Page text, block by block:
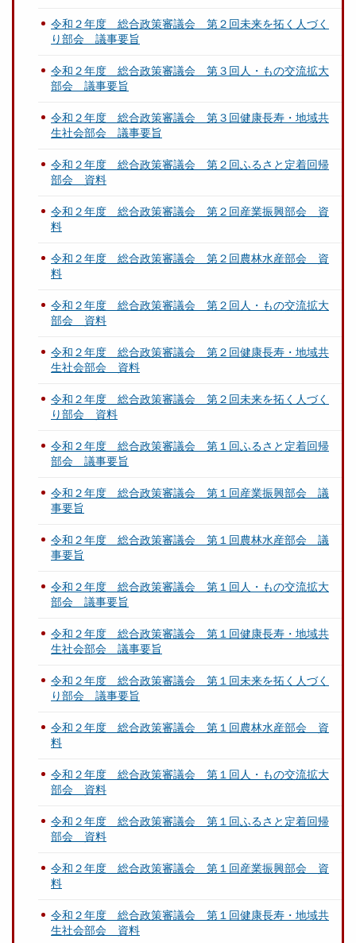
令和２年度 総合政策審議会 第２回未来を拓く人づく
り部会 議事要旨
令和２年度 総合政策審議会 第３回人・もの交流拡大
部会 議事要旨
令和２年度 総合政策審議会 第３回健康長寿・地域共
生社会部会 議事要旨
令和２年度 総合政策審議会 第２回ふるさと定着回帰
部会 資料
令和２年度 総合政策審議会 第２回産業振興部会 資
料
令和２年度 総合政策審議会 第２回農林水産部会 資
料
令和２年度 総合政策審議会 第２回人・もの交流拡大
部会 資料
令和２年度 総合政策審議会 第２回健康長寿・地域共
生社会部会 資料
令和２年度 総合政策審議会 第２回未来を拓く人づく
り部会 資料
令和２年度 総合政策審議会 第１回ふるさと定着回帰
部会 議事要旨
令和２年度 総合政策審議会 第１回産業振興部会 議
事要旨
令和２年度 総合政策審議会 第１回農林水産部会 議
事要旨
令和２年度 総合政策審議会 第１回人・もの交流拡大
部会 議事要旨
令和２年度 総合政策審議会 第１回健康長寿・地域共
生社会部会 議事要旨
令和２年度 総合政策審議会 第１回未来を拓く人づく
り部会 議事要旨
令和２年度 総合政策審議会 第１回農林水産部会 資
料
令和２年度 総合政策審議会 第１回人・もの交流拡大
部会 資料
令和２年度 総合政策審議会 第１回ふるさと定着回帰
部会 資料
令和２年度 総合政策審議会 第１回産業振興部会 資
料
令和２年度 総合政策審議会 第１回健康長寿・地域共
生社会部会 資料